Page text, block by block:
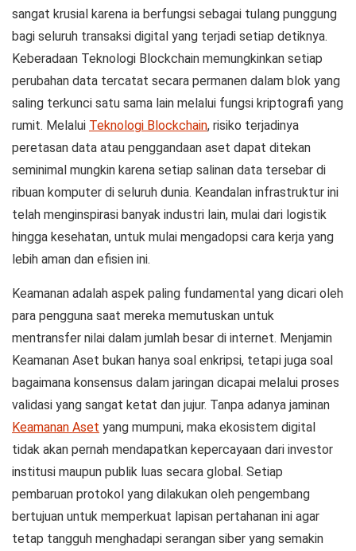
sangat krusial karena ia berfungsi sebagai tulang punggung
bagi seluruh transaksi digital yang terjadi setiap detiknya.
Keberadaan Teknologi Blockchain memungkinkan setiap
perubahan data tercatat secara permanen dalam blok yang
saling terkunci satu sama lain melalui fungsi kriptografi yang
rumit. Melalui Teknologi Blockchain, risiko terjadinya
peretasan data atau penggandaan aset dapat ditekan
seminimal mungkin karena setiap salinan data tersebar di
ribuan komputer di seluruh dunia. Keandalan infrastruktur ini
telah menginspirasi banyak industri lain, mulai dari logistik
hingga kesehatan, untuk mulai mengadopsi cara kerja yang
lebih aman dan efisien ini.
Keamanan adalah aspek paling fundamental yang dicari oleh
para pengguna saat mereka memutuskan untuk
mentransfer nilai dalam jumlah besar di internet. Menjamin
Keamanan Aset bukan hanya soal enkripsi, tetapi juga soal
bagaimana konsensus dalam jaringan dicapai melalui proses
validasi yang sangat ketat dan jujur. Tanpa adanya jaminan
Keamanan Aset yang mumpuni, maka ekosistem digital
tidak akan pernah mendapatkan kepercayaan dari investor
institusi maupun publik luas secara global. Setiap
pembaruan protokol yang dilakukan oleh pengembang
bertujuan untuk memperkuat lapisan pertahanan ini agar
tetap tangguh menghadapi serangan siber yang semakin